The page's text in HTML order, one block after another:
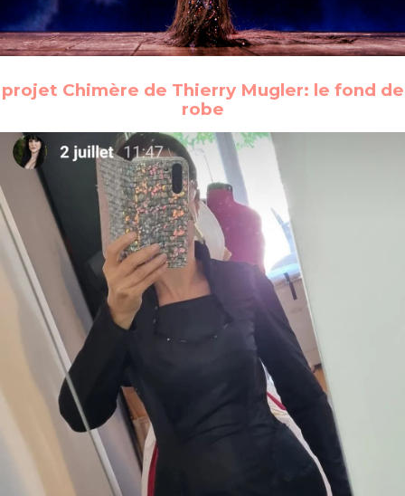
projet Chimère de Thierry Mugler: le fond de
robe